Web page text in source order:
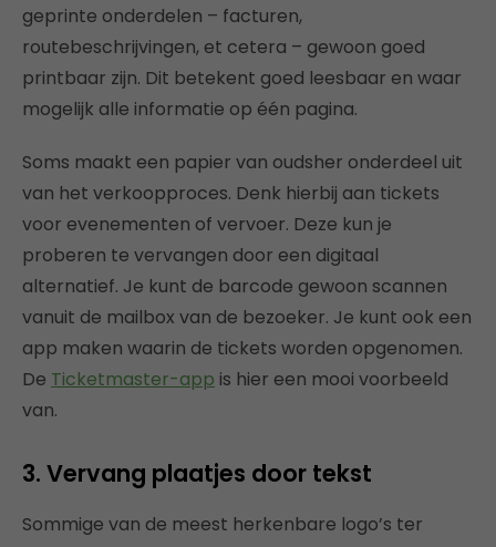
geprinte onderdelen – facturen,
routebeschrijvingen, et cetera – gewoon goed
printbaar zijn. Dit betekent goed leesbaar en waar
mogelijk alle informatie op één pagina.
Soms maakt een papier van oudsher onderdeel uit
van het verkoopproces. Denk hierbij aan tickets
voor evenementen of vervoer. Deze kun je
proberen te vervangen door een digitaal
alternatief. Je kunt de barcode gewoon scannen
vanuit de mailbox van de bezoeker. Je kunt ook een
app maken waarin de tickets worden opgenomen.
De Ticketmaster-app is hier een mooi voorbeeld
van.
3. Vervang plaatjes door tekst
Sommige van de meest herkenbare logo’s ter